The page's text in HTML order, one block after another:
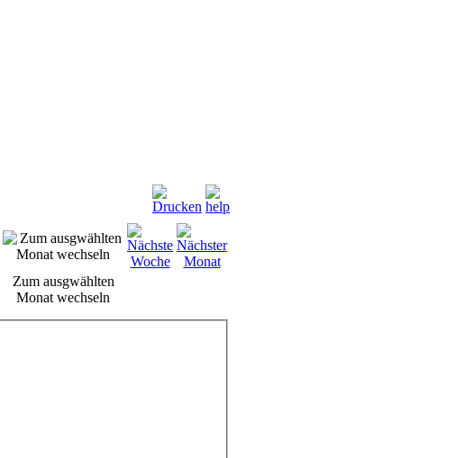
Zum ausgwählten
Monat wechseln